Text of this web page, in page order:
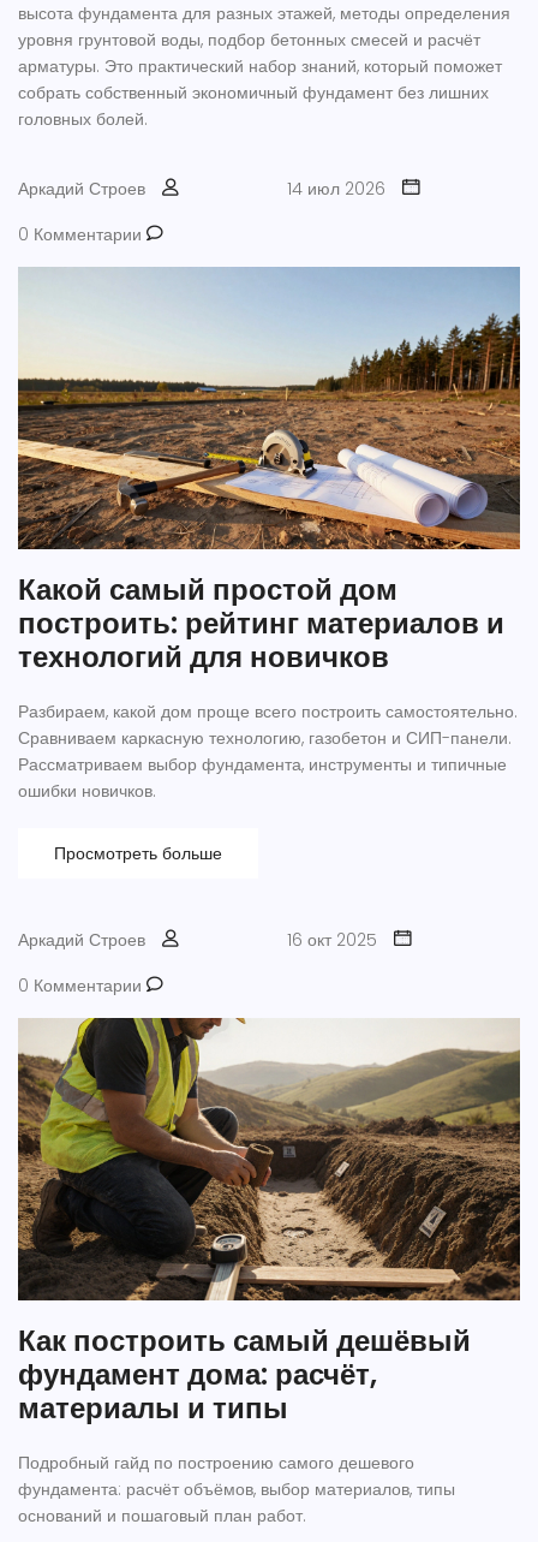
высота фундамента для разных этажей, методы определения
уровня грунтовой воды, подбор бетонных смесей и расчёт
арматуры. Это практический набор знаний, который поможет
собрать собственный экономичный фундамент без лишних
головных болей.
Аркадий Строев
14 июл 2026
0 Комментарии
Какой самый простой дом
построить: рейтинг материалов и
технологий для новичков
Разбираем, какой дом проще всего построить самостоятельно.
Сравниваем каркасную технологию, газобетон и СИП-панели.
Рассматриваем выбор фундамента, инструменты и типичные
ошибки новичков.
Просмотреть больше
Аркадий Строев
16 окт 2025
0 Комментарии
Как построить самый дешёвый
фундамент дома: расчёт,
материалы и типы
Подробный гайд по построению самого дешевого
фундамента: расчёт объёмов, выбор материалов, типы
оснований и пошаговый план работ.